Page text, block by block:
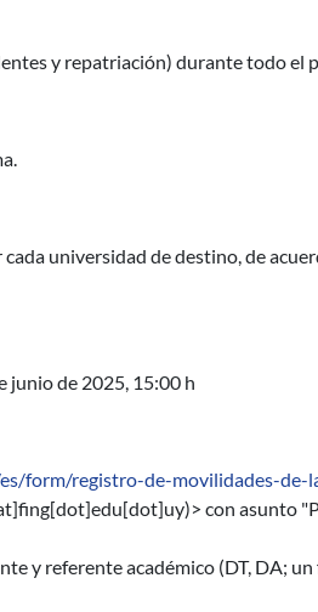
y repatriación) durante todo el
universidad de destino, de
junio de 2025, 15:00 h
form/registro-de-movilidades-de-
> con asunto
y referente académico (DT, DA;